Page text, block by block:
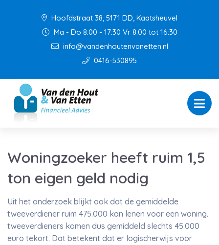
Hoofdstraat 38, 5171 DD, Kaatsheuvel
Ma - Do 8:00 - 17:30 Vr 8:00 tot 16:30
info@vandenhoutenvanetten.nl
0416-530895
Woningzoeker heeft ruim 1,5
ton eigen geld nodig
Uit het onderzoek blijkt ook dat de gemiddelde
tweeverdiener ruim 475.000 kan lenen voor een woning.
tweeverdieners komen dus gemiddeld slechts 45.000
euro tekort. Dat betekent dat er logischerwijs voor